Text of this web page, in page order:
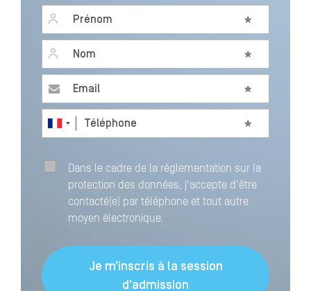
Prénom *
Nom
Email *
Téléphone*
Dans le cadre de la réglementation sur la
protection des données, j'accepte d'être
contacté(e) par téléphone et tout autre
moyen électronique.